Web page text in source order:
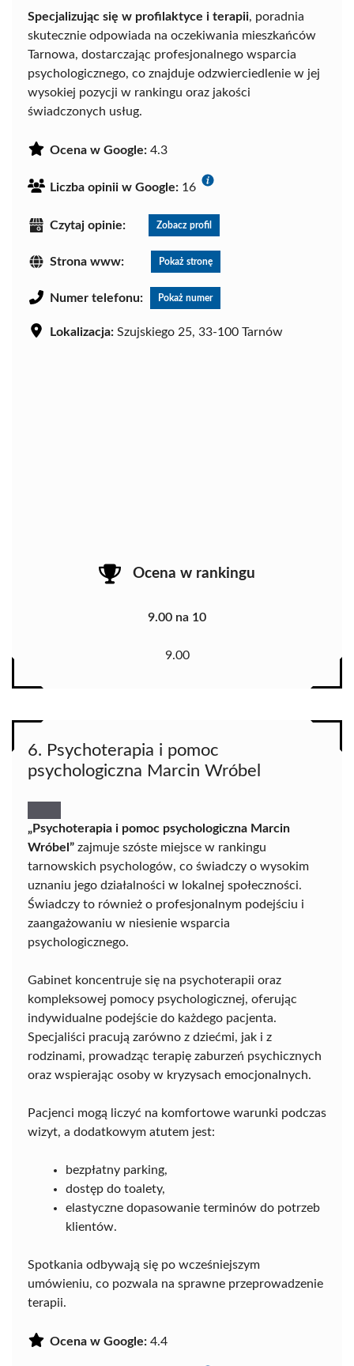
Specjalizując się w profilaktyce i terapii, poradnia
skutecznie odpowiada na oczekiwania mieszkańców
Tarnowa, dostarczając profesjonalnego wsparcia
psychologicznego, co znajduje odzwierciedlenie w jej
wysokiej pozycji w rankingu oraz jakości
świadczonych usług.
Ocena w Google: 4.3
Liczba opinii w Google: 16
Czytaj opinie: Zobacz profil
Strona www: Pokaż stronę
Numer telefonu: Pokaż numer
Lokalizacja: Szujskiego 25, 33-100 Tarnów
Ocena w rankingu
9.00 na 10
9.00
6. Psychoterapia i pomoc
psychologiczna Marcin Wróbel
„Psychoterapia i pomoc psychologiczna Marcin
Wróbel” zajmuje szóste miejsce w rankingu
tarnowskich psychologów, co świadczy o wysokim
uznaniu jego działalności w lokalnej społeczności.
Świadczy to również o profesjonalnym podejściu i
zaangażowaniu w niesienie wsparcia
psychologicznego.
Gabinet koncentruje się na psychoterapii oraz
kompleksowej pomocy psychologicznej, oferując
indywidualne podejście do każdego pacjenta.
Specjaliści pracują zarówno z dziećmi, jak i z
rodzinami, prowadząc terapię zaburzeń psychicznych
oraz wspierając osoby w kryzysach emocjonalnych.
Pacjenci mogą liczyć na komfortowe warunki podczas
wizyt, a dodatkowym atutem jest:
bezpłatny parking,
dostęp do toalety,
elastyczne dopasowanie terminów do potrzeb
klientów.
Spotkania odbywają się po wcześniejszym
umówieniu, co pozwala na sprawne przeprowadzenie
terapii.
Ocena w Google: 4.4